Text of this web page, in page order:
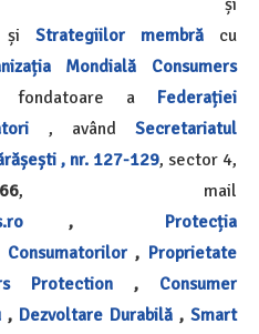
și
și Strategiilor membră
cu
Mondială
Consumers
fondatoare a Federației
, avândSecretariatul
, nr. 127-129, sector 4,
, mail
,
Protecția
, Proprietate
Protection ,
Consumer
, Dezvoltare Durabilă , Smart